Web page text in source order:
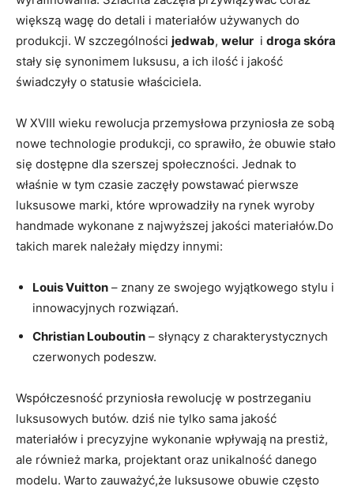
większą ‌wagę do detali ​i materiałów używanych do
produkcji. W szczególności jedwab, welur ‍ i‌ droga skóra
‌stały się synonimem luksusu, a ich ilość i‌ jakość
świadczyły o statusie właściciela.
W XVIII wieku rewolucja przemysłowa przyniosła ​ze sobą
nowe technologie produkcji, ‍co sprawiło, że obuwie stało
się​ dostępne‌ dla szerszej społeczności. Jednak to
właśnie w tym czasie zaczęły powstawać pierwsze
luksusowe marki, które wprowadziły ​na rynek wyroby
handmade wykonane z ⁣najwyższej jakości materiałów.Do
takich marek należały między innymi:
Louis Vuitton – znany ze swojego wyjątkowego stylu i
innowacyjnych rozwiązań.
Christian Louboutin – słynący ‍z⁢ charakterystycznych
czerwonych ‍podeszw.
Współczesność ​przyniosła rewolucję w postrzeganiu
luksusowych butów.⁤ dziś nie tylko sama⁤ jakość
materiałów i precyzyjne wykonanie wpływają ⁢na prestiż,
ale również ⁣marka, projektant oraz unikalność danego
modelu. Warto‍ zauważyć,że luksusowe obuwie często